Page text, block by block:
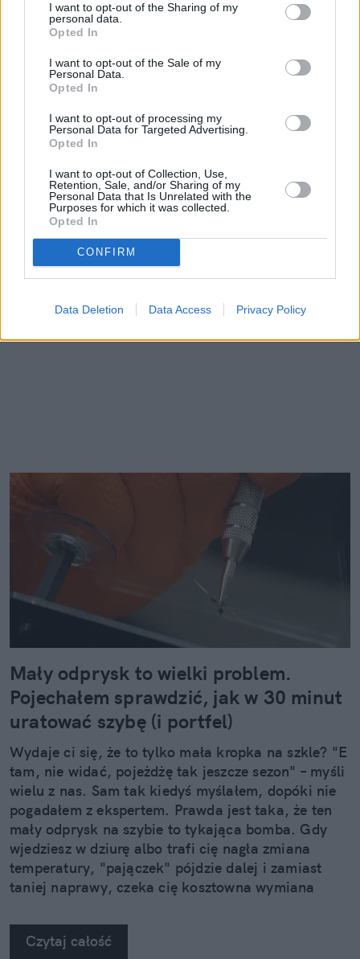
I want to opt-out of the Sharing of my
personal data.
Opted In
I want to opt-out of the Sale of my
Personal Data.
Opted In
I want to opt-out of processing my
Personal Data for Targeted Advertising.
Opted In
I want to opt-out of Collection, Use,
Retention, Sale, and/or Sharing of my
Personal Data that Is Unrelated with the
Purposes for which it was collected.
Opted In
CONFIRM
Data Deletion Data Access Privacy Policy
Mały odprysk to wielki problem.
Pojechałem sprawdzić, jak w 30 minut
uratować szybę (i portfel)
Wydaje ci się, że to tylko mała kropka na szkle? "E
tam, nie widać, pojeżdżę tak jeszcze sezon" – myśli
wielu z nas. Sam tak kiedyś myślałem, dopóki nie
pogadałem z ekspertem. Prawda jest taka, że ten
mały odprysk na szybie to tykająca bomba. Gdy
wjedziesz w dziurę albo trafi cię nagła zmiana
temperatury, "pajączek" pójdzie dalej i zamiast
taniej naprawy, czeka cię kosztowna wymiana
na własne oczy zobaczyć, jak profesjonaliści radzą
sobie z takimi uszkodzeniami.
Czytaj całość